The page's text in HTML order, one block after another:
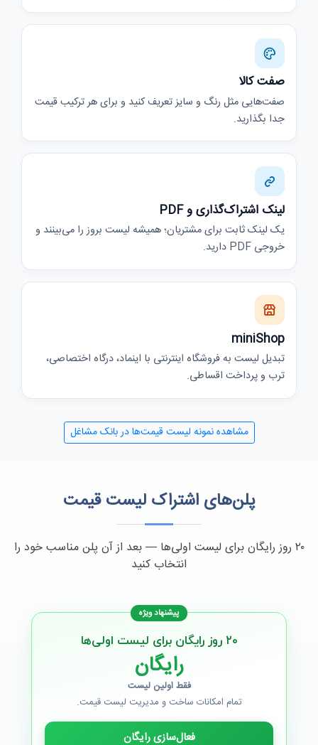
صفت کالا
صفت‌هایی مثل رنگ و سایز تعریف کنید و برای هر ترکیب قیمت
جدا بگذارید.
لینک اشتراک‌گذاری و PDF
یک لینک ثابت برای مشتریان؛ همیشه لیست بروز را می‌بینند و
خروجی PDF دارید.
miniShop
تبدیل لیست به فروشگاه اینترنتی با اینماد، درگاه اختصاصی،
ترب و پرداخت اقساطی.
مشاهده نمونه لیست قیمت‌ها در بانک مشاغل
پلن‌های اشتراک لیست قیمت
۲۰ روز رایگان برای لیست اولی‌ها — بعد از آن پلن مناسب خود را
انتخاب کنید
۲۰ روز رایگان برای لیست اولی‌ها
رایگان
فقط اولین لیست
تمام امکانات ساخت و مدیریت لیست قیمت.